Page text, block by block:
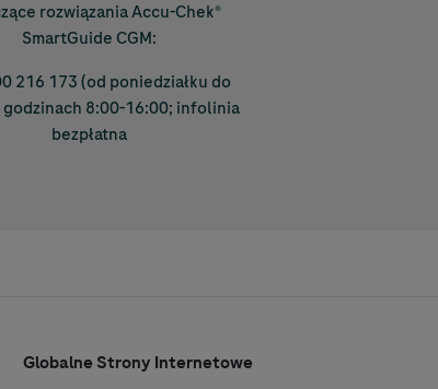
rozwiązaniaAccu-Chek®
SmartGuide CGM:
216 173 (od poniedziałku do
godzinach 8:00-16:00; infolinia
bezpłatna
Globalne Strony Internetowe